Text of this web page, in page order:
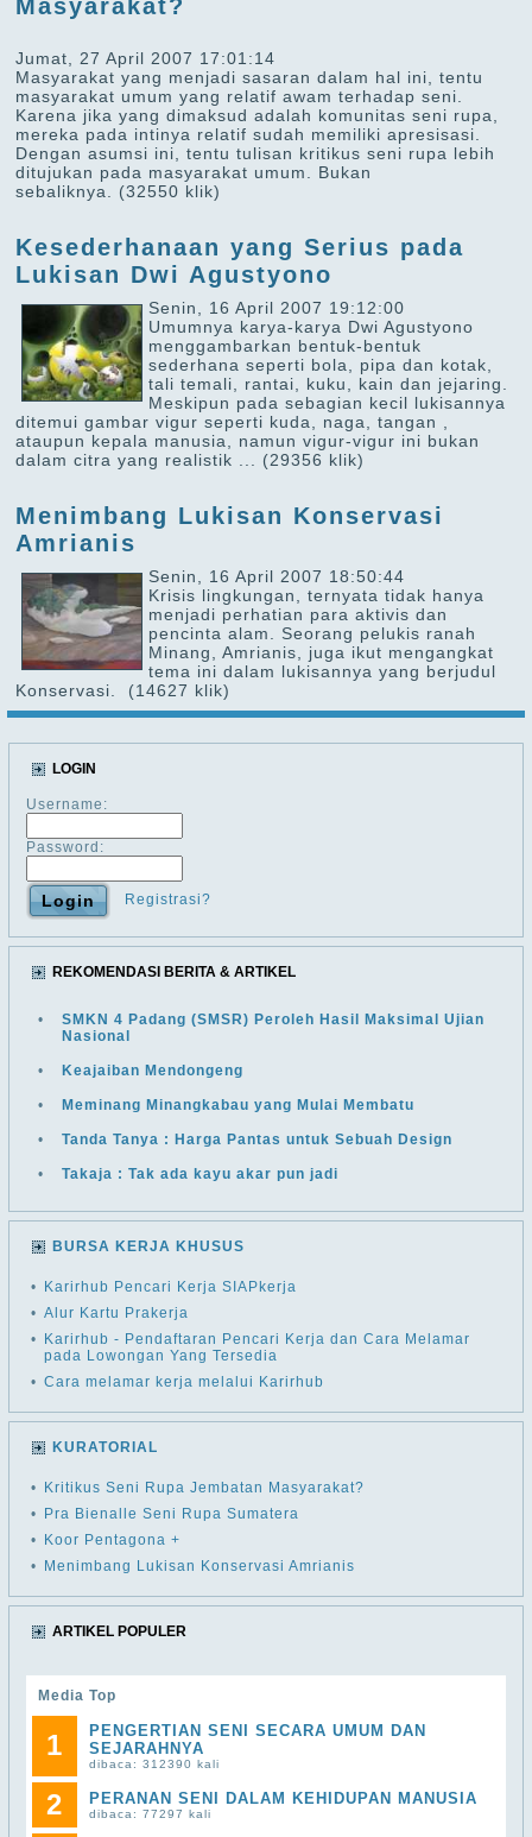
Masyarakat?
Jumat, 27 April 2007 17:01:14
Masyarakat yang menjadi sasaran dalam hal ini, tentu
masyarakat umum yang relatif awam terhadap seni.
Karena jika yang dimaksud adalah komunitas seni rupa,
mereka pada intinya relatif sudah memiliki apresisasi.
Dengan asumsi ini, tentu tulisan kritikus seni rupa lebih
ditujukan pada masyarakat umum. Bukan
sebaliknya. (32550 klik)
Kesederhanaan yang Serius pada
Lukisan Dwi Agustyono
Senin, 16 April 2007 19:12:00
Umumnya karya-karya Dwi Agustyono
menggambarkan bentuk-bentuk
sederhana seperti bola, pipa dan kotak,
tali temali, rantai, kuku, kain dan jejaring.
Meskipun pada sebagian kecil lukisannya
ditemui gambar vigur seperti kuda, naga, tangan ,
ataupun kepala manusia, namun vigur-vigur ini bukan
dalam citra yang realistik ... (29356 klik)
Menimbang Lukisan Konservasi
Amrianis
Senin, 16 April 2007 18:50:44
Krisis lingkungan, ternyata tidak hanya
menjadi perhatian para aktivis dan
pencinta alam. Seorang pelukis ranah
Minang, Amrianis, juga ikut mengangkat
tema ini dalam lukisannya yang berjudul
Konservasi. (14627 klik)
LOGIN
Username:
Password:
Registrasi?
REKOMENDASI BERITA & ARTIKEL
•
SMKN 4 Padang (SMSR) Peroleh Hasil Maksimal Ujian
Nasional
• Keajaiban Mendongeng
• Meminang Minangkabau yang Mulai Membatu
• Tanda Tanya : Harga Pantas untuk Sebuah Design
• Takaja : Tak ada kayu akar pun jadi
BURSA KERJA KHUSUS
•
Karirhub Pencari Kerja SIAPkerja
• Alur Kartu Prakerja
•
Karirhub - Pendaftaran Pencari Kerja dan Cara Melamar
pada Lowongan Yang Tersedia
• Cara melamar kerja melalui Karirhub
KURATORIAL
•
Kritikus Seni Rupa Jembatan Masyarakat?
•
Pra Bienalle Seni Rupa Sumatera
•
Koor Pentagona +
•
Menimbang Lukisan Konservasi Amrianis
ARTIKEL POPULER
Media Top
1
PENGERTIAN SENI SECARA UMUM DAN
SEJARAHNYA
dibaca: 312390 kali
2 PERANAN SENI DALAM KEHIDUPAN MANUSIA
dibaca: 77297 kali